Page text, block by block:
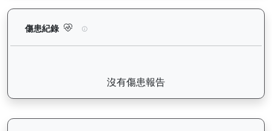
傷患紀錄 歡樂飛駒（J496）— 傷患紀錄：查看馬匹完整
沒有傷患報告